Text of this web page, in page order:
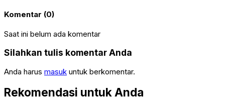
Komentar (0)
Saat ini belum ada komentar
Silahkan tulis komentar Anda
Anda harus masuk untuk berkomentar.
Rekomendasi untuk Anda